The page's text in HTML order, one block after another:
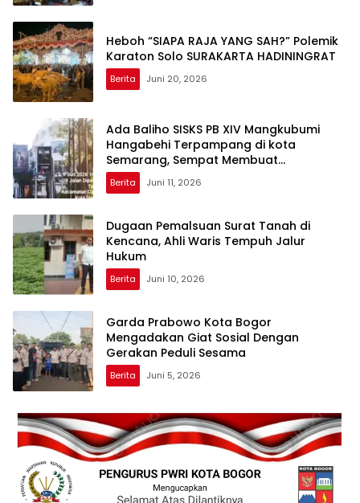
Heboh “SIAPA RAJA YANG SAH?” Polemik
Karaton Solo SURAKARTA HADININGRAT
Berita Juni 20, 2026
Ada Baliho SISKS PB XIV Mangkubumi
Hangabehi Terpampang di kota
Semarang, Sempat Membuat
Budayawan Terkejut
Berita Juni 11, 2026
Dugaan Pemalsuan Surat Tanah di
Kencana, Ahli Waris Tempuh Jalur
Hukum
Berita Juni 10, 2026
Garda Prabowo Kota Bogor
Mengadakan Giat Sosial Dengan
Gerakan Peduli Sesama
Berita Juni 5, 2026